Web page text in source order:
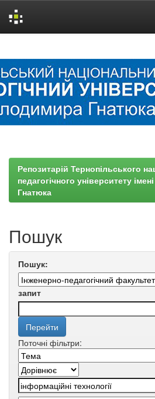
Репозитарій Тернопільського
педагогічного університету
Гнатюка
Пошук
Пошук:
запит
Поточні фільтри: